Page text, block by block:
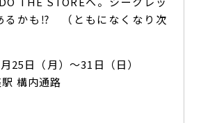
るかも⁉ （ともになくなり次
25日（月）〜31日（日）
構内通路